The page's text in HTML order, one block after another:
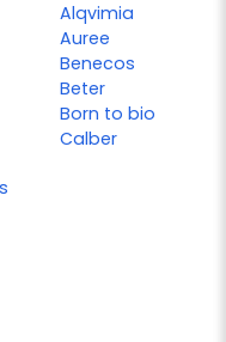
Alqvimia
Auree
Benecos
Beter
Born to bio
Calber